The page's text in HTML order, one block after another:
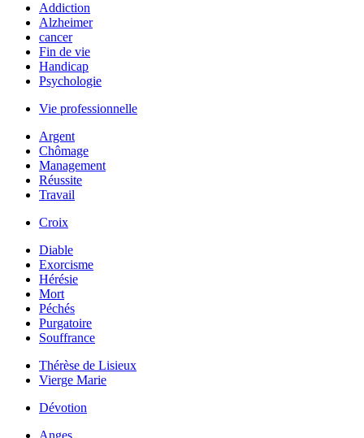
Addiction
Alzheimer
cancer
Fin de vie
Handicap
Psychologie
Vie professionnelle
Argent
Chômage
Management
Réussite
Travail
Croix
Diable
Exorcisme
Hérésie
Mort
Péchés
Purgatoire
Souffrance
Thérèse de Lisieux
Vierge Marie
Dévotion
Anges